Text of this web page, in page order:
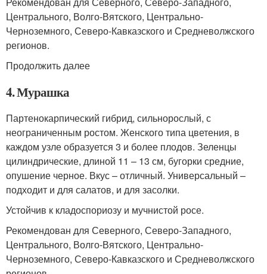
Центрального, Волго-Вятского, Центрально-
Черноземного, Северо-Кавказского и Средневолжского
регионов.
Продолжить далее
4. Мурашка
Партенокарпический гибрид, сильнорослый, с
неограниченным ростом. Женского типа цветения, в
каждом узле образуется 3 и более плодов. Зеленцы
цилиндрические, длиной 11 – 13 см, бугорки средние,
опушение черное. Вкус – отличный. Универсальный –
подходит и для салатов, и для засолки.
Устойчив к кладоспориозу и мучнистой росе.
Рекомендован для Северного, Северо-Западного,
Центрального, Волго-Вятского, Центрально-
Черноземного, Северо-Кавказского и Средневолжского